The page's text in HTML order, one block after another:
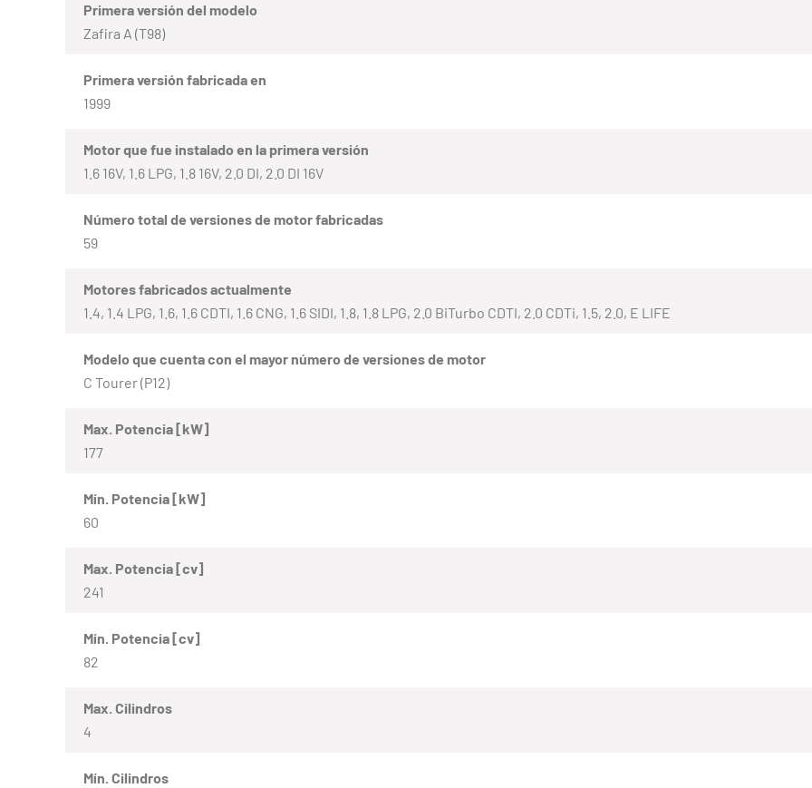
Primera versión del modelo
Zafira A (T98)
Primera versión fabricada en
1999
Motor que fue instalado en la primera versión
1.6 16V, 1.6 LPG, 1.8 16V, 2.0 DI, 2.0 DI 16V
Número total de versiones de motor fabricadas
59
Motores fabricados actualmente
1.4, 1.4 LPG, 1.6, 1.6 CDTI, 1.6 CNG, 1.6 SIDI, 1.8, 1.8 LPG, 2.0 BiTurbo CDTI, 2.0 CDTi, 1.5, 2.0, E LIFE
Modelo que cuenta con el mayor número de versiones de motor
C Tourer (P12)
Max. Potencia [kW]
177
Mín. Potencia [kW]
60
Max. Potencia [cv]
241
Mín. Potencia [cv]
82
Max. Cilindros
4
Mín. Cilindros